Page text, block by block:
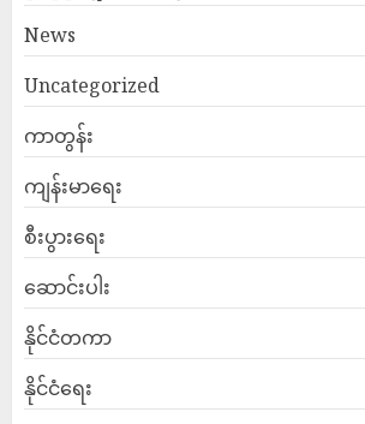
News
Uncategorized
ကာတွန်း
ကျန်းမာရေး
စီးပွားရေး
ဆောင်းပါး
နိုင်ငံတကာ
နိုင်ငံရေး